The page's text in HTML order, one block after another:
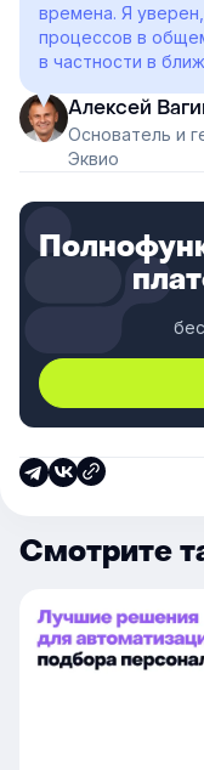
времена. Я
процессов в
в частности в
Алексей
Основатель и
Эквио
Смотрите